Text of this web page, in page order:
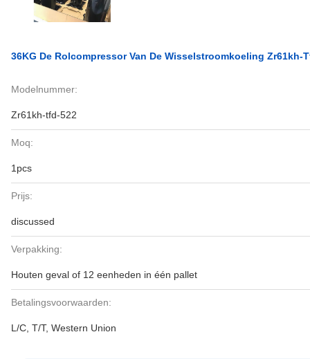
36KG De Rolcompressor Van De Wisselstroomkoeling Zr61kh-
Modelnummer:
Zr61kh-tfd-522
Moq:
1pcs
Prijs:
discussed
Verpakking:
Houten geval of 12 eenheden in één pallet
Betalingsvoorwaarden:
L/C, T/T, Western Union